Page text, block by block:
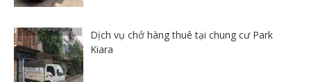
Dịch vụ chở hàng thuê tại chung cư Park
Kiara